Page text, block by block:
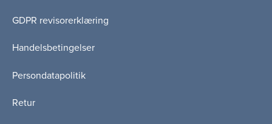
GDPR revisorerklæring
Handelsbetingelser
Persondatapolitik
Retur